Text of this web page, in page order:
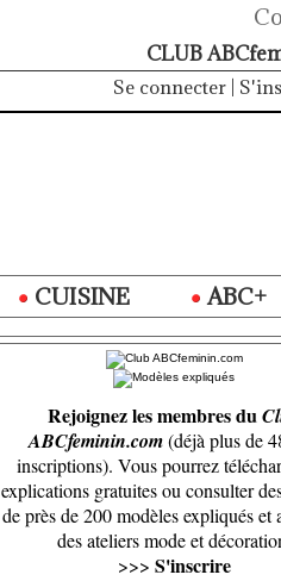
CLUB
Se connecter
CUISINE
ABC+
Rejoignez les membres du
ABCfeminin.com(déjà plus de
inscriptions). Vous pourrez
explications gratuites ou consulter
de près de 200 modèles expliqués et
des ateliers mode et
>>> S'inscrire